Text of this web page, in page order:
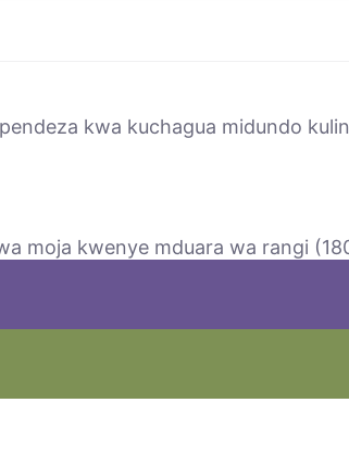
kwa kuchagua midundo
moja kwenye mduara wa rangi